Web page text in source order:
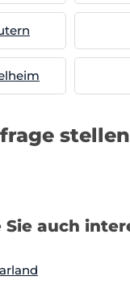
stellen
Sie auch